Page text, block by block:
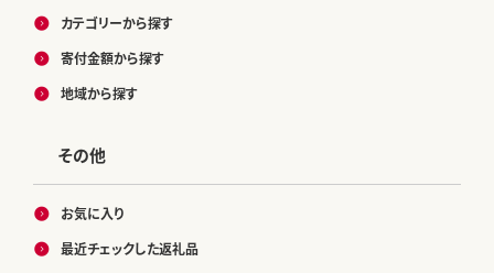
カテゴリーから探す
寄付金額から探す
地域から探す
その他
お気に入り
最近チェックした返礼品